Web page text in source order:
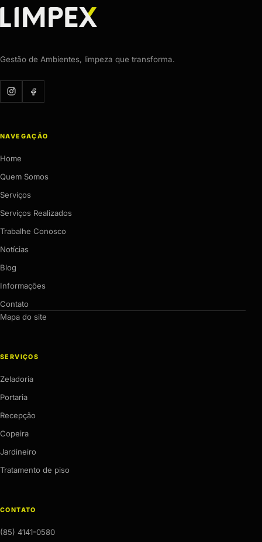
Gestão de Ambientes, limpeza que transforma.
NAVEGAÇÃO
Home
Quem Somos
Serviços
Serviços Realizados
Trabalhe Conosco
Notícias
Blog
Informações
Contato
Mapa do site
SERVIÇOS
Zeladoria
Portaria
Recepção
Copeira
Jardineiro
Tratamento de piso
CONTATO
(85) 4141-0580